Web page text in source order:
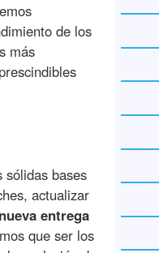
de los
más
sólidas bases
actualizar
entrega
que ser los